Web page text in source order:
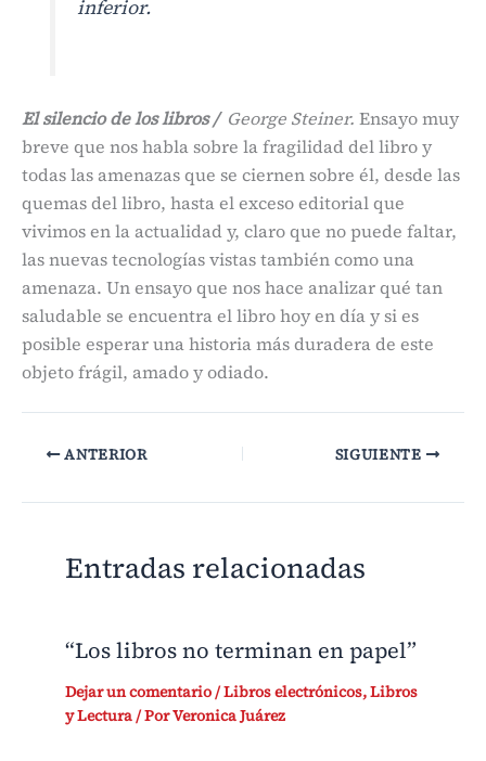
inferior.
El silencio de los libros / George Steiner. Ensayo muy
breve que nos habla sobre la fragilidad del libro y
todas las amenazas que se ciernen sobre él, desde las
quemas del libro, hasta el exceso editorial que
vivimos en la actualidad y, claro que no puede faltar,
las nuevas tecnologías vistas también como una
amenaza. Un ensayo que nos hace analizar qué tan
saludable se encuentra el libro hoy en día y si es
posible esperar una historia más duradera de este
objeto frágil, amado y odiado.
ANTERIOR SIGUIENTE
Entradas relacionadas
“Los libros no terminan en papel”
Dejar un comentario/Libros electrónicos,Libros
y Lectura/ PorVeronica Juárez